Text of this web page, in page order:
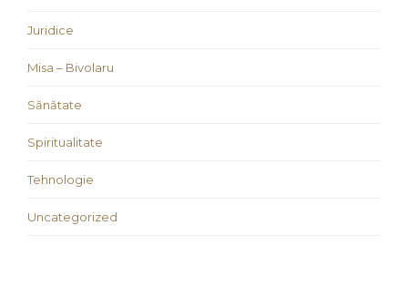
Juridice
Misa – Bivolaru
Sănătate
Spiritualitate
Tehnologie
Uncategorized